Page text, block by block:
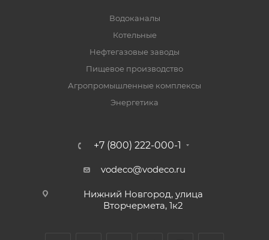
Водоканалы
Котельные
Нефтегазовые заводы
Пищевое производство
Агропромышленные комплексы
Энергетика
+7 (800) 222-000-1
vodeco@vodeco.ru
Нижний Новгород, улица
Вторчермета, 1к2